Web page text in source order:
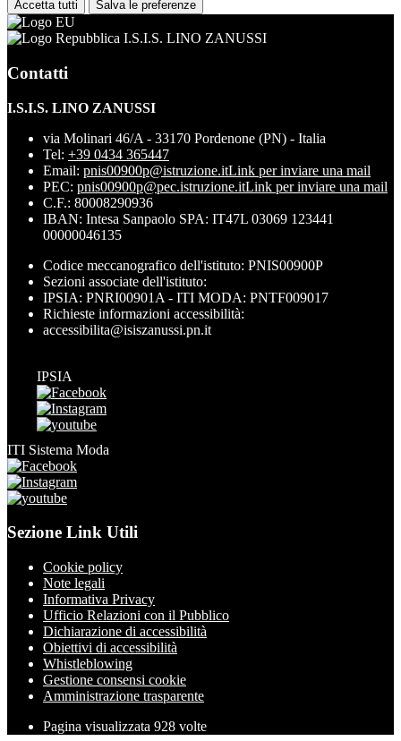
Accetta tutti Salva le preferenze
I.S.I.S. LINO ZANUSSI
Contatti
I.S.I.S. LINO ZANUSSI
via Molinari 46/A - 33170 Pordenone (PN) - Italia
Tel: +39 0434 365447
Email: pnis00900p@istruzione.itLink per inviare una mail
PEC: pnis00900p@pec.istruzione.itLink per inviare una mail
C.F.: 80008290936
IBAN: Intesa Sanpaolo SPA: IT47L 03069 123441
00000046135
Codice meccanografico dell'istituto: PNIS00900P
Sezioni associate dell'istituto:
IPSIA: PNRI00901A - ITI MODA: PNTF009017
Richieste informazioni accessibilità:
accessibilita@isiszanussi.pn.it
IPSIA
ITI Sistema Moda
Sezione Link Utili
Cookie policy
Note legali
Informativa Privacy
Ufficio Relazioni con il Pubblico
Dichiarazione di accessibilità
Obiettivi di accessibilità
Whistleblowing
Gestione consensi cookie
Amministrazione trasparente
Pagina visualizzata 928 volte